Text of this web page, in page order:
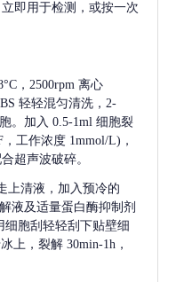
即用于检测，或按一次
，2500rpm 离心
轻轻混匀清洗，2-
。加入 0.5-1ml 细胞裂
工作浓度 1mmol/L)，
超声波破碎。
上清液，加入预冷的
液及适量蛋白酶抑制剂
细胞刮轻轻刮下贴壁细
上，裂解 30min-1h，